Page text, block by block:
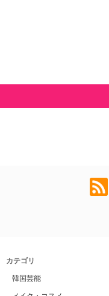
カテゴリ
韓国芸能